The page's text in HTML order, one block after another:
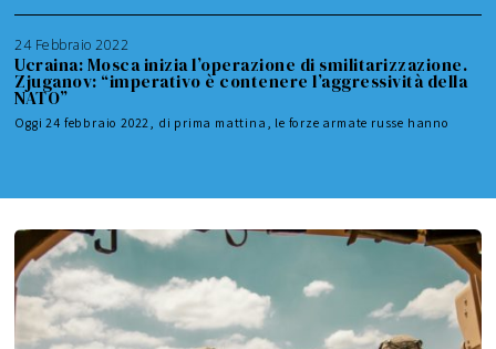
24 Febbraio 2022
Ucraina: Mosca inizia l’operazione di smilitarizzazione.
Zjuganov: “imperativo è contenere l’aggressività della
NATO”
Oggi 24 febbraio 2022, di prima mattina, le forze armate russe hanno